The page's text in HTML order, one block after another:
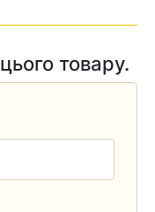
товару.